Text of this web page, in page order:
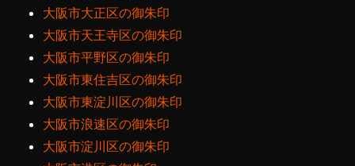
大阪市大正区の御朱印
大阪市天王寺区の御朱印
大阪市平野区の御朱印
大阪市東住吉区の御朱印
大阪市東淀川区の御朱印
大阪市浪速区の御朱印
大阪市淀川区の御朱印